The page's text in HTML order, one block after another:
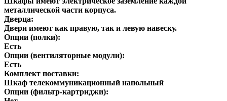
металлической части корпуса.
Дверца:
Двери имеют как правую, так и левую навеску.
Опции (полки):
Есть
Опции (вентиляторные модули):
Есть
Комплект поставки:
Шкаф телекоммуникационный напольный
Опции (фильтр-картриджи):